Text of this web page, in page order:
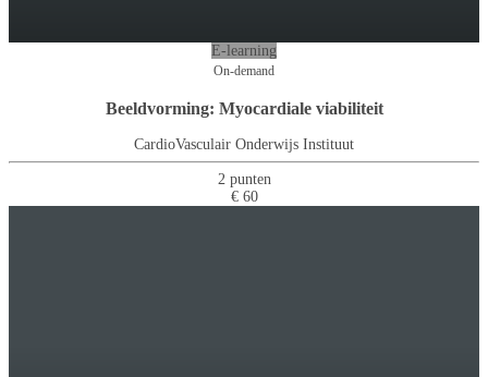
E-learning
On-demand
Beeldvorming: Myocardiale viabiliteit
CardioVasculair Onderwijs Instituut
2 punten
€ 60